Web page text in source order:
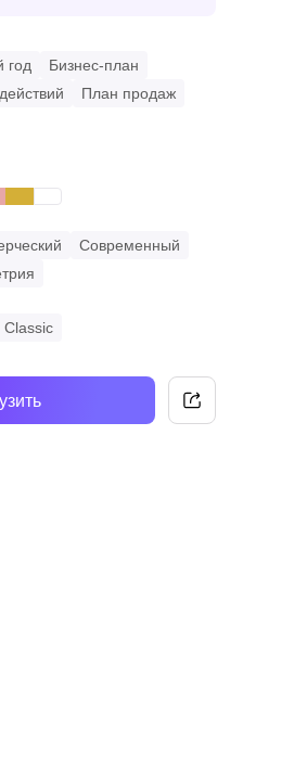
год
Бизнес-план
План продаж
goldwhite
Современный
Classic